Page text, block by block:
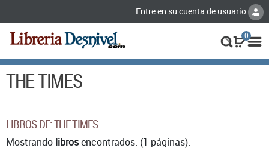
Entre en su cuenta de usuario
0
THE TIMES
LIBROS DE: THE TIMES
Mostrando librosencontrados. (1 páginas).